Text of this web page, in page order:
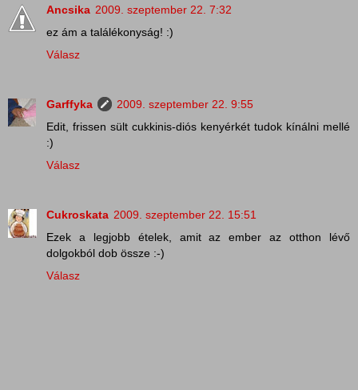
Ancsika 2009. szeptember 22. 7:32
ez ám a találékonyság! :)
Válasz
Garffyka
2009. szeptember 22. 9:55
Edit, frissen sült cukkinis-diós kenyérkét tudok kínálni mellé
:)
Válasz
Cukroskata 2009. szeptember 22. 15:51
Ezek a legjobb ételek, amit az ember az otthon lévő
dolgokból dob össze :-)
Válasz